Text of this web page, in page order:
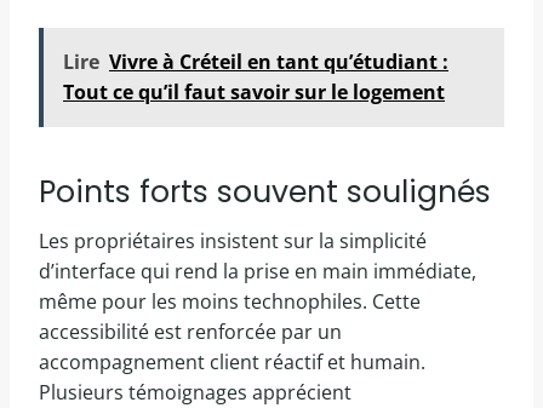
Lire Vivre à Créteil en tant qu’étudiant :
Tout ce qu’il faut savoir sur le logement
Points forts souvent soulignés
Les propriétaires insistent sur la simplicité
d’interface qui rend la prise en main immédiate,
même pour les moins technophiles. Cette
accessibilité est renforcée par un
accompagnement client réactif et humain.
Plusieurs témoignages apprécient